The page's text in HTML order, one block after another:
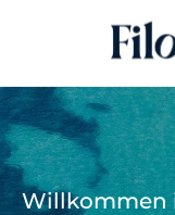
Willkommen